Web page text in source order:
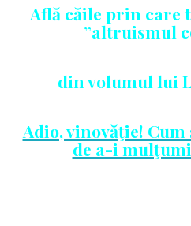
Află căile prin care
”altruismul
din volumul lui
Adio, vinovăţie! Cum
de a-i